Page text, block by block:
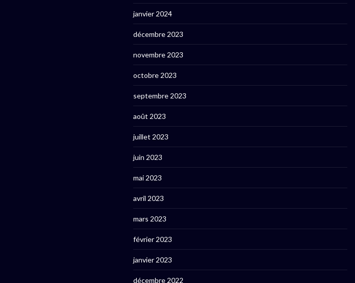
janvier 2024
décembre 2023
novembre 2023
octobre 2023
septembre 2023
août 2023
juillet 2023
juin 2023
mai 2023
avril 2023
mars 2023
février 2023
janvier 2023
décembre 2022